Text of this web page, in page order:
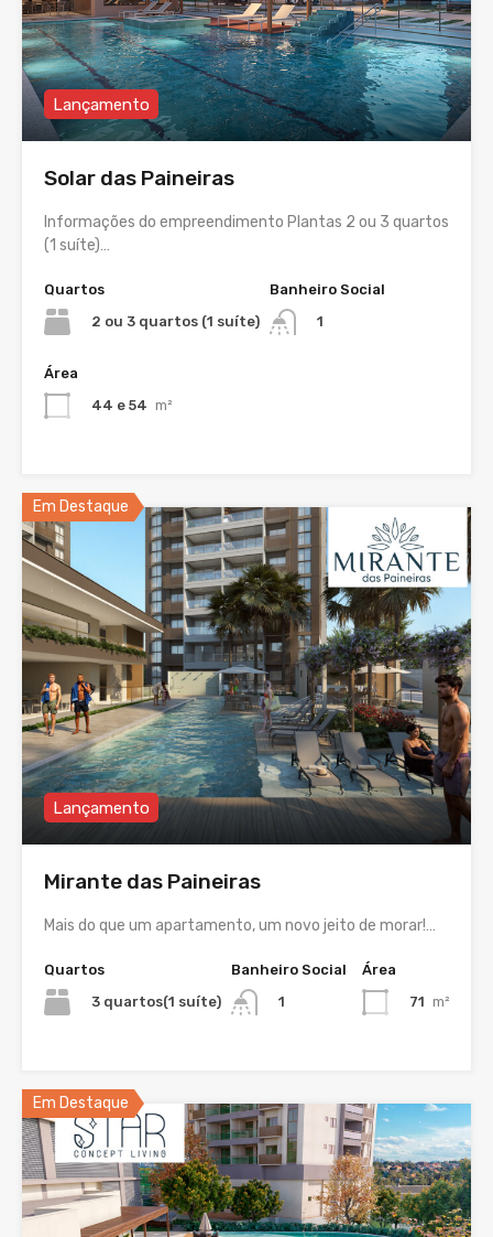
Lançamento
Solar das Paineiras
Informações do empreendimento Plantas 2 ou 3 quartos
(1 suíte)…
Quartos
2 ou 3 quartos (1 suíte)
Banheiro Social
1
Área
44 e 54 m²
Em Destaque
Lançamento
Mirante das Paineiras
Mais do que um apartamento, um novo jeito de morar!…
Quartos
3 quartos(1 suíte)
Banheiro Social
1
Área
71 m²
Em Destaque